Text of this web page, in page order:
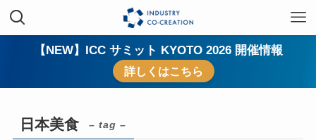
【NEW】ICC サミット KYOTO 2026 開催情報
詳しくはこちら
日本美食 – tag –